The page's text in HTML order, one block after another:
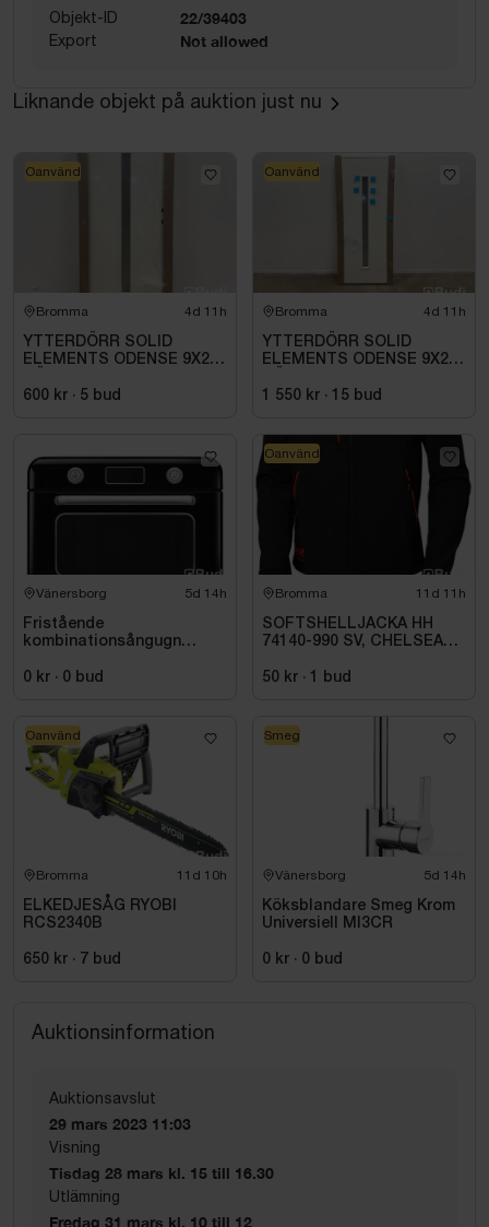
Objekt-ID 22/39403
Export Not allowed
Liknande objekt på auktion just nu
Bromma 4d 11h
YTTERDÖRR SOLID
ELEMENTS ODENSE 9X21
600 kr · 5 bud
Oanvänd
Bromma 4d 11h
YTTERDÖRR SOLID
ELEMENTS ODENSE 9X20
1 550 kr · 15 bud
Oanvänd
Vänersborg 5d 14h
Fristående
kombinationsångugn
Högblank 50's Style
0 kr · 0 bud
Bromma 11d 11h
SOFTSHELLJACKA HH
74140-990 SV, CHELSEA
50 kr · 1 bud
Oanvänd
Bromma 11d 10h
ELKEDJESÅG RYOBI
RCS2340B
650 kr · 7 bud
Oanvänd
Vänersborg 5d 14h
Köksblandare Smeg Krom
Universiell MI3CR
0 kr · 0 bud
Smeg
Auktionsinformation
Auktionsavslut
29 mars 2023 11:03
Visning
Tisdag 28 mars kl. 15 till 16.30
Utlämning
Fredag 31 mars kl. 10 till 12